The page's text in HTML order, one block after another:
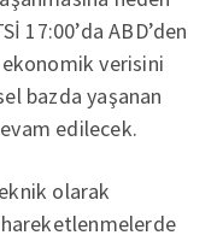
17:00’da ABD’den
ekonomik verisini
bazda yaşanan
edilecek.
olarak